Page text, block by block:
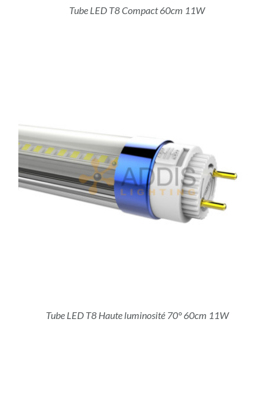
Tube LED T8 Compact 60cm 11W
Tube LED T8 Haute luminosité 70° 60cm 11W